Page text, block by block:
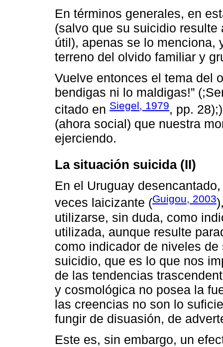
En términos generales, en
(salvo que su suicidio
útil), apenas se lo menciona,
terreno del olvido familiar y
Vuelve entonces el tema del
bendigas ni lo maldigas!”
citado en Siegel, 1979, pp.
(ahora social) que nuestra
ejerciendo.
La situación suicida (II)
En el Uruguay
veces laicizante (Guigou, 2003
utilizarse, sin duda, como
utilizada, aunque resulte
como indicador de niveles
suicidio, que es lo que nos
de las tendencias
y cosmológica no posea la
las creencias no son lo
fungir de disuasión, de
Este es, sin embargo, un